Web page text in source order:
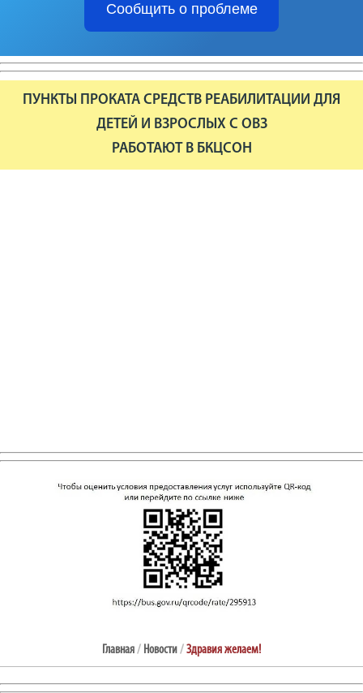
Сообщить о проблеме
ПУНКТЫ ПРОКАТА СРЕДСТВ РЕАБИЛИТАЦИИ ДЛЯ
ДЕТЕЙ И ВЗРОСЛЫХ С ОВЗ
РАБОТАЮТ В БКЦСОН
Главная/ Новости/Здравия желаем!